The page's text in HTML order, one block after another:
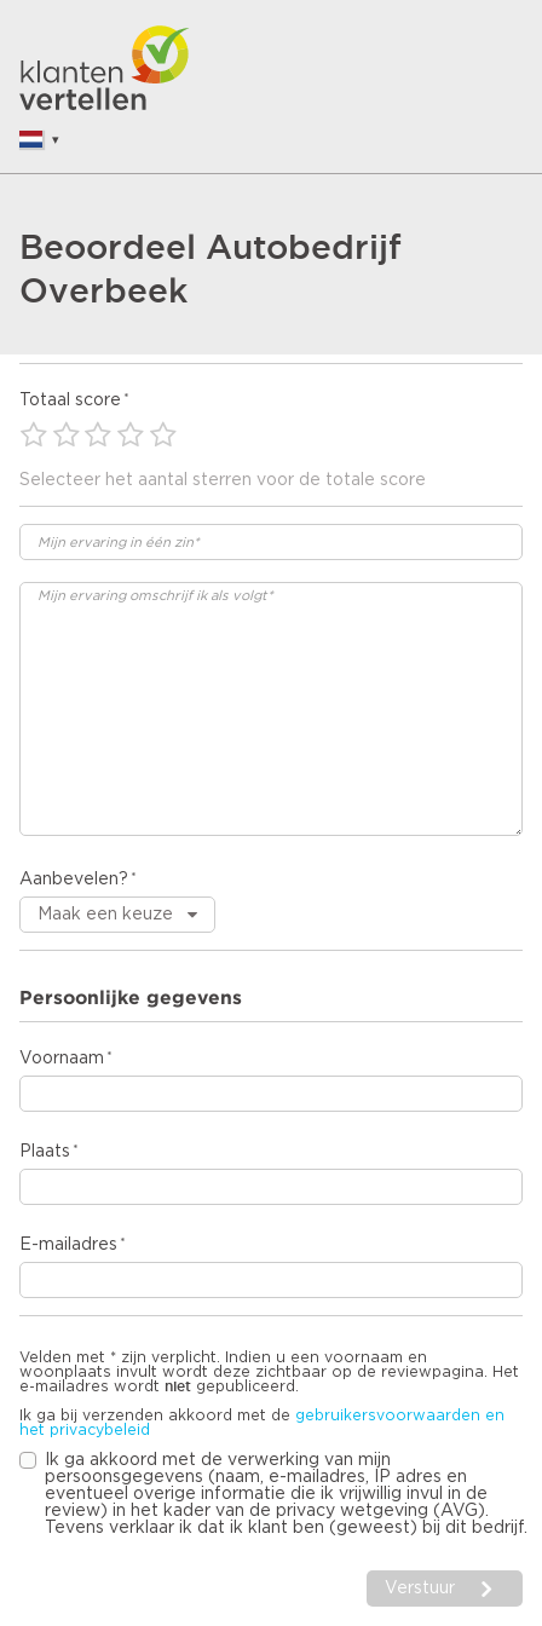
Beoordeel Autobedrijf
Overbeek
Totaal score
Selecteer het aantal sterren voor de totale score
Aanbevelen?
Persoonlijke gegevens
Voornaam
Plaats
E-mailadres
Velden met * zijn verplicht. Indien u een voornaam en
woonplaats invult wordt deze zichtbaar op de reviewpagina. Het
e-mailadres wordt niet gepubliceerd.
Ik ga bij verzenden akkoord met de gebruikersvoorwaarden en
het privacybeleid
Ik ga akkoord met de verwerking van mijn
persoonsgegevens (naam, e-mailadres, IP adres en
eventueel overige informatie die ik vrijwillig invul in de
review) in het kader van de privacy wetgeving (AVG).
Tevens verklaar ik dat ik klant ben (geweest) bij dit bedrijf.
Verstuur